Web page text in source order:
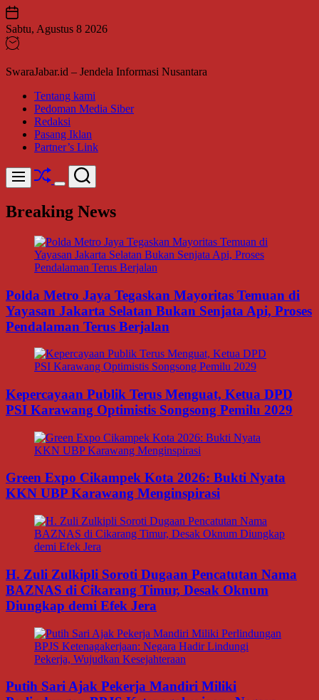
Skip
to
content
Sabtu, Agustus 8 2026
SwaraJabar.id – Jendela Informasi Nusantara
Tentang kami
Pedoman Media Siber
Redaksi
Pasang Iklan
Partner’s Link
Menu Shuffle
Switch
mode
Search
Breaking News
Polda Metro Jaya Tegaskan Mayoritas Temuan di
Yayasan Jakarta Selatan Bukan Senjata Api, Proses
Pendalaman Terus Berjalan
Kepercayaan Publik Terus Menguat, Ketua DPD
PSI Karawang Optimistis Songsong Pemilu 2029
Green Expo Cikampek Kota 2026: Bukti Nyata
KKN UBP Karawang Menginspirasi
H. Zuli Zulkipli Soroti Dugaan Pencatutan Nama
BAZNAS di Cikarang Timur, Desak Oknum
Diungkap demi Efek Jera
Putih Sari Ajak Pekerja Mandiri Miliki